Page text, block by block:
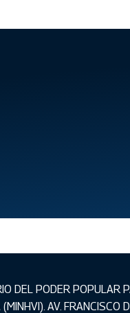
DEL PODER POPULAR
AV. FRANCISCO